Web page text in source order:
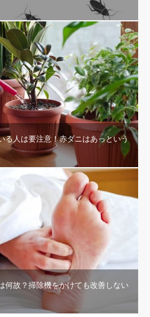
る人は要注意！赤ダニはあっという
何故？掃除機をかけても改善しない